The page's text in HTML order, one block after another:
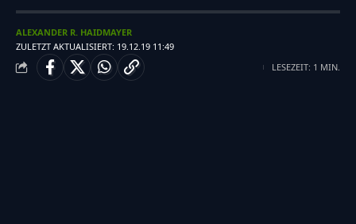
ZULETZT AKTUALISIERT: 19.12.19 11:49
ALEXANDER R. HAIDMAYER
LESEZEIT: 1 MIN.